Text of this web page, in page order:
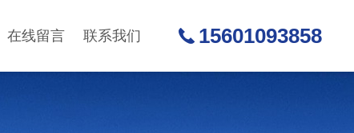
在线留言 联系我们 15601093858